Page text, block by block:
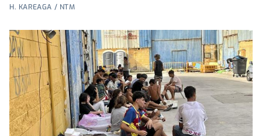
H. KAREAGA / NTM